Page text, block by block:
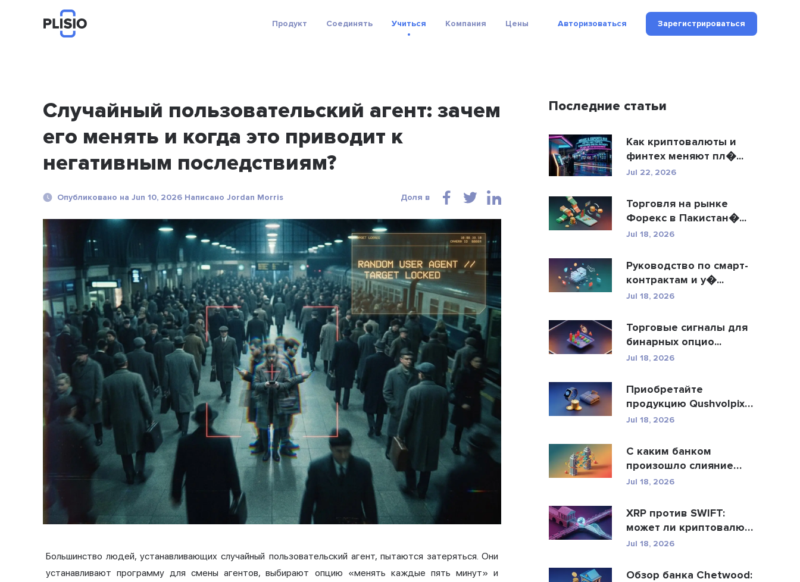
Продукт Соединять Учиться Компания Цены Авторизоваться Зарегистрироваться
Случайный пользовательский агент: зачем
его менять и когда это приводит к
негативным последствиям?
Опубликовано на Jun 10, 2026 Написано Jordan Morris Доля в
Большинство людей, устанавливающих случайный пользовательский агент, пытаются затеряться. Они
устанавливают программу для смены агентов, выбирают опцию «менять каждые пять минут» и
Последние статьи
Как криптовалюты и
финтех меняют пл�...
Jul 22, 2026
Торговля на рынке
Форекс в Пакистан�...
Jul 18, 2026
Руководство по смарт-
контрактам и у�...
Jul 18, 2026
Торговые сигналы для
бинарных опцио...
Jul 18, 2026
Приобретайте
продукцию Qushvolpix
за кри...
Jul 18, 2026
С каким банком
произошло слияние
Allah...
Jul 18, 2026
XRP против SWIFT:
может ли криптовалюта
R...
Jul 18, 2026
Обзор банка Chetwood: